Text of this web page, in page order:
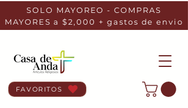
SOLO MAYOREO - COMPRAS
MAYORES a $2,000 + gastos de envio
FAVORITOS